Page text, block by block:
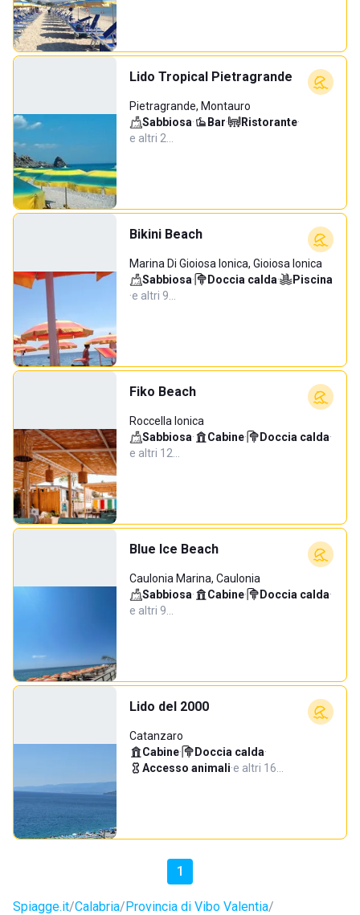
Lido Tropical Pietragrande
Pietragrande, Montauro
Sabbiosa· Bar· Ristorante·
e altri 2…
Bikini Beach
Marina Di Gioiosa Ionica, Gioiosa Ionica
Sabbiosa· Doccia calda·
Piscina
·e altri 9…
Fiko Beach
Roccella Ionica
Sabbiosa· Cabine· Doccia calda·
e altri 12…
Blue Ice Beach
Caulonia Marina, Caulonia
Sabbiosa· Cabine· Doccia calda·
e altri 9…
Lido del 2000
Catanzaro
Cabine· Doccia calda·
Accesso animali·e altri 16…
1
Spiagge.it Calabria Provincia di Vibo Valentia